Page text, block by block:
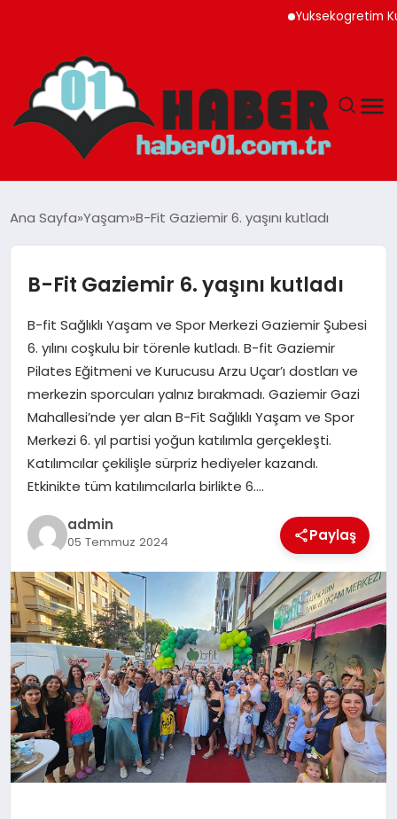
Yuksekogretim
ADANA
YAŞAM
GÜNDEM
MAGAZIN
EĞITIM
TEKNOLOJI
Ana Sayfa Yaşam B-Fit Gaziemir 6. yaşını kutladı
B-Fit Gaziemir 6. yaşını kutladı
B-fit Sağlıklı Yaşam ve Spor Merkezi Gaziemir Şubesi
6. yılını coşkulu bir törenle kutladı. B-fit Gaziemir
Pilates Eğitmeni ve Kurucusu Arzu Uçar’ı dostları ve
merkezin sporcuları yalnız bırakmadı. Gaziemir Gazi
Mahallesi’nde yer alan B-Fit Sağlıklı Yaşam ve Spor
Merkezi 6. yıl partisi yoğun katılımla gerçekleşti.
Katılımcılar çekilişle sürpriz hediyeler kazandı.
Etkinikte tüm katılımcılarla birlikte 6….
admin
05 Temmuz 2024 Paylaş